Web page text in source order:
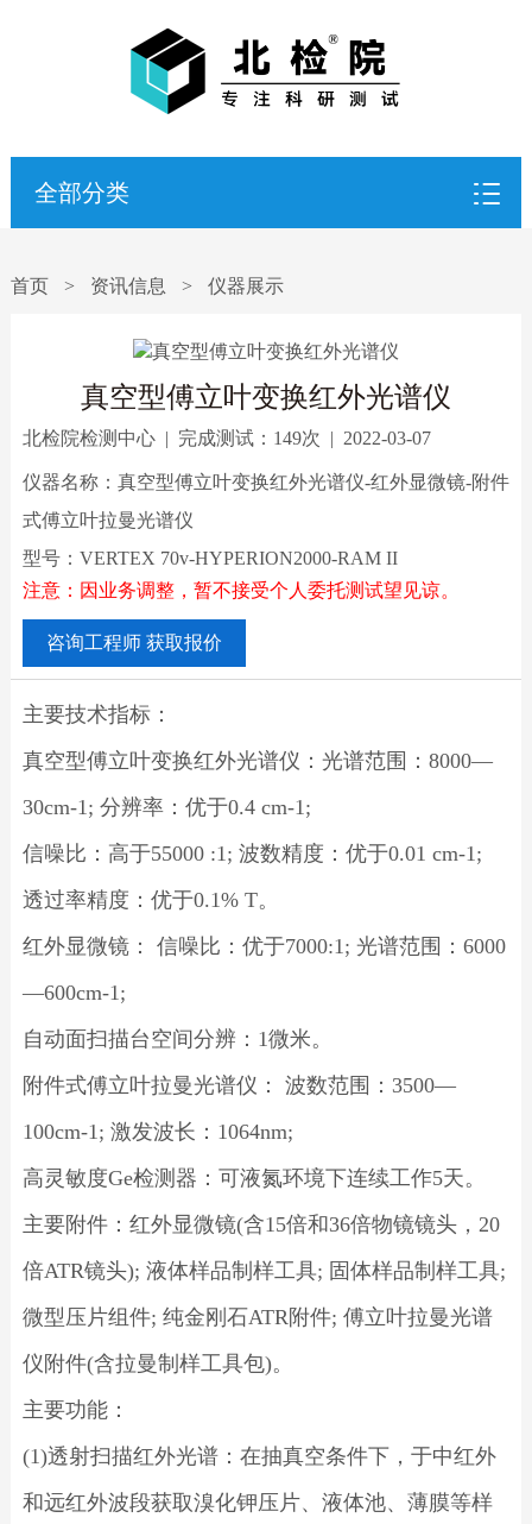
全部分类
首页 > 资讯信息 > 仪器展示
真空型傅立叶变换红外光谱仪
北检院检测中心| 完成测试： 149次 | 2022-03-07
仪器名称：真空型傅立叶变换红外光谱仪-红外显微镜-附件
式傅立叶拉曼光谱仪
型号：VERTEX 70v-HYPERION2000-RAM II
注意：因业务调整，暂不接受个人委托测试望见谅。
咨询工程师 获取报价
主要技术指标：
真空型傅立叶变换红外光谱仪：光谱范围：8000—
30cm-1; 分辨率：优于0.4 cm-1;
信噪比：高于55000 :1; 波数精度：优于0.01 cm-1;
透过率精度：优于0.1% T。
红外显微镜： 信噪比：优于7000:1; 光谱范围：6000
—600cm-1;
自动面扫描台空间分辨：1微米。
附件式傅立叶拉曼光谱仪： 波数范围：3500—
100cm-1; 激发波长：1064nm;
高灵敏度Ge检测器：可液氮环境下连续工作5天。
主要附件：红外显微镜(含15倍和36倍物镜镜头，20
倍ATR镜头); 液体样品制样工具; 固体样品制样工具;
微型压片组件; 纯金刚石ATR附件; 傅立叶拉曼光谱
仪附件(含拉曼制样工具包)。
主要功能：
(1)透射扫描红外光谱：在抽真空条件下，于中红外
和远红外波段获取溴化钾压片、液体池、薄膜等样